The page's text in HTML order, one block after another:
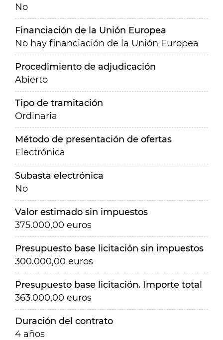
No
Financiación de la Unión Europea
No hay financiación de la Unión Europea
Procedimiento de adjudicación
Abierto
Tipo de tramitación
Ordinaria
Método de presentación de ofertas
Electrónica
Subasta electrónica
No
Valor estimado sin impuestos
375.000,00 euros
Presupuesto base licitación sin impuestos
300.000,00 euros
Presupuesto base licitación. Importe total
363.000,00 euros
Duración del contrato
4 años